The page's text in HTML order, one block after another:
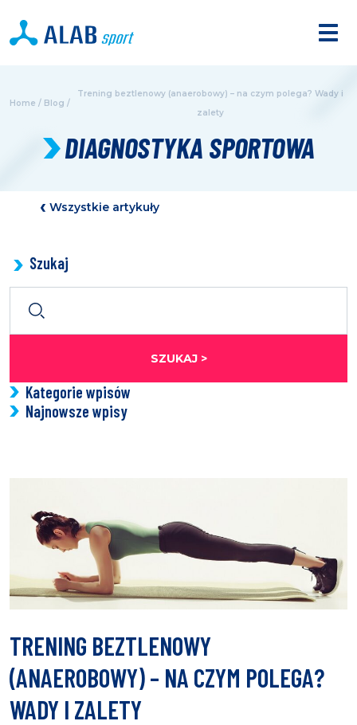
Wszystkie artykuły
Home / Blog /
Trening beztlenowy (anaerobowy) – na czym polega? Wady i
zalety
DIAGNOSTYKA SPORTOWA
Szukaj
SZUKAJ >
Kategorie wpisów
Najnowsze wpisy
TRENING BEZTLENOWY
(ANAEROBOWY) – NA CZYM POLEGA?
WADY I ZALETY